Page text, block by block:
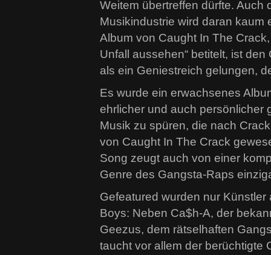
Weitem übertreffen dürfte. Auch
Musikindustrie wird daran kaum
Album von Caught In The
Unfall aussehen“ betitelt, ist
als ein Geniestreich gelungen,
Es wurde ein erwachsenes
ehrlicher und auch persönlicher
Musik zu spüren, die nach
von Caught In The Crack
Song zeugt auch von einer
Genre des Gangsta-Raps
Gefeatured wurden nur
Boys: Neben Ca$h-A, der
Geezus, dem rätselhaften
taucht vor allem der berüchtigte